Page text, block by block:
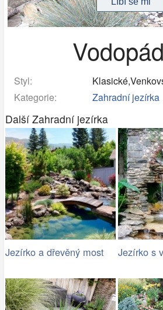
Styl:
Kategorie:
Zahradní jezírka
Další Zahradní jezírka
Jezírko a dřevěný most Jezírko s